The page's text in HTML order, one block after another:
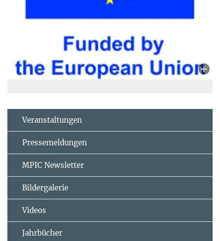
Veranstaltungen
Pressemeldungen
MPIC Newsletter
Bildergalerie
Videos
Jahrbücher